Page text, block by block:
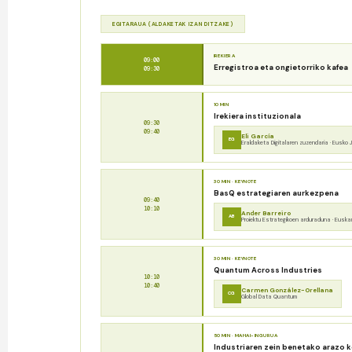
EGITARAUA (ALDAKETAK IZAN DITZAKE)
09:00
09:30
IREKIERA
Erregistroa eta ongietorriko kafea
09:30
09:40
10 MIN
Irekiera instituzionala
EG Eli García
Eraldaketa Digitalaren zuzendaria · Eusko
09:40
10:10
30 MIN · KEYNOTE
BasQ estrategiaren aurkezpena
AB Ander Barreiro
Proiektu Estrategikoen arduraduna ·
10:10
10:40
30 MIN · KEYNOTE
Quantum Across Industries
CG Carmen González-Orellana
Global Data Quantum
50 MIN · MAHAI-INGURUA
Industriaren zein benetako arazo